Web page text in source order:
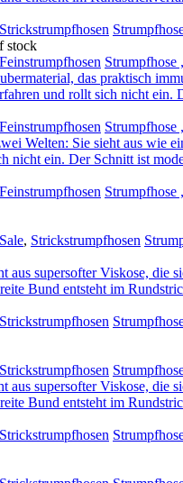
Strickstrumpfhosen
stock
Feinstrumpfhosen Strumpfhose
Feinstrumpfhosen Strumpfhose
Feinstrumpfhosen Strumpfhose
Sale, Strickstrumpfhosen
Strickstrumpfhosen
Strickstrumpfhosen
Strickstrumpfhosen